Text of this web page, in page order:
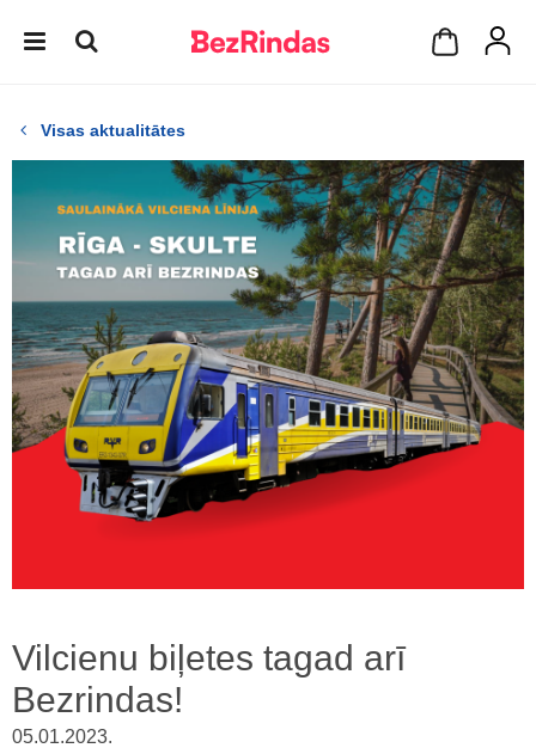
Visas aktualitātes
Vilcienu biļetes tagad arī
Bezrindas!
05.01.2023.